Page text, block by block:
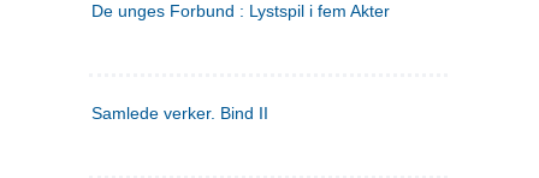
De unges Forbund : Lystspil i fem Akter
Samlede verker. Bind II